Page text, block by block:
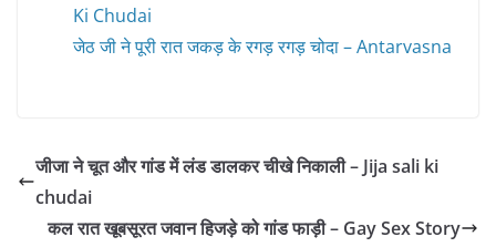
Ki Chudai
जेठ जी ने पूरी रात जकड़ के रगड़ रगड़ चोदा – Antarvasna
जीजा ने चूत और गांड में लंड डालकर चीखे निकाली – Jija sali ki
chudai
कल रात खूबसूरत जवान हिजड़े को गांड फाड़ी – Gay Sex Story